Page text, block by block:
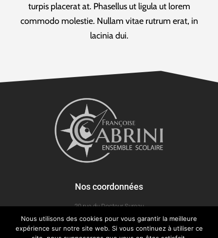
turpis placerat at. Phasellus ut ligula ut lorem
commodo molestie. Nullam vitae rutrum erat, in
lacinia dui.
Nos coordonnées
20 rue du Docteur Sureau
93160 Noisy-le-grand
01 48 15 16 25
Nous utilisons des cookies pour vous garantir la meilleure
expérience sur notre site web. Si vous continuez à utiliser ce